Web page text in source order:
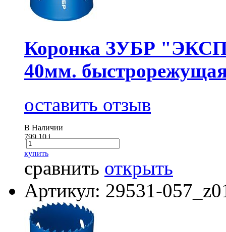
Коронка ЗУБР
40мм.
оставить отзыв
В Наличии
799.10i
купить
сравнить открыть
Артикул: 29531-